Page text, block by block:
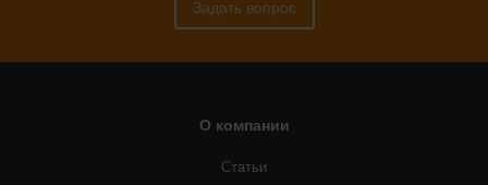
Задать вопрос
О компании
Статьи